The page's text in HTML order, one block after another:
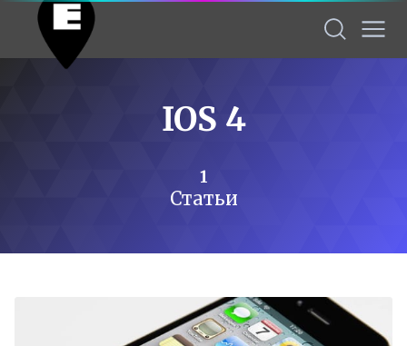
IOS 4
1
Статьи